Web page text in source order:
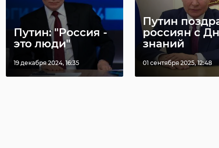
Путин: "Россия -
это люди"
19 декабря 2024, 16:35
Путин
россиян с
знаний
01 сентября 2025, 12:48